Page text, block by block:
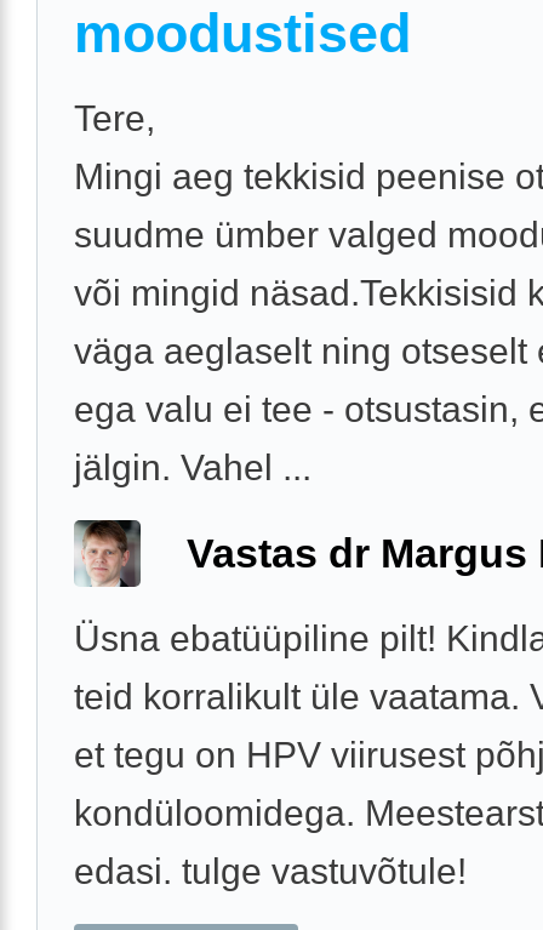
moodustised
Tere,
Mingi aeg tekkisid peenise
suudme ümber valged
või mingid näsad.Tekkisisid
väga aeglaselt ning otseselt
ega valu ei tee - otsustasin,
jälgin. Vahel ...
Vastas dr Margus
Üsna ebatüüpiline pilt!
teid korralikult üle vaatama.
et tegu on HPV viirusest
kondüloomidega.
edasi. tulge vastuvõtule!